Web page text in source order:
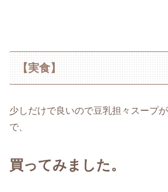
【実食】
少しだけで良いので豆乳担々スープ
で、
買ってみました。